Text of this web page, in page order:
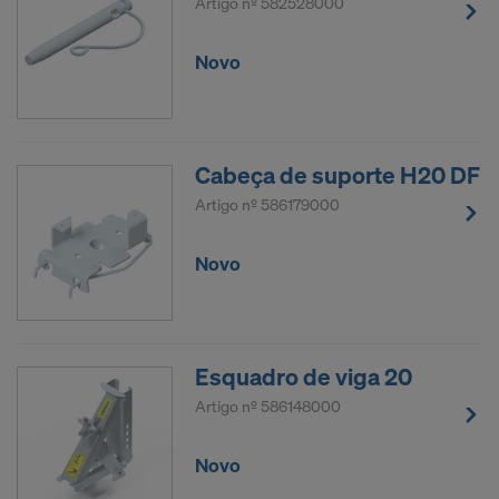
Novo
Cabeça de suporte H20 DF
Artigo nº 586179000
Novo
Esquadro de viga 20
Artigo nº 586148000
Novo